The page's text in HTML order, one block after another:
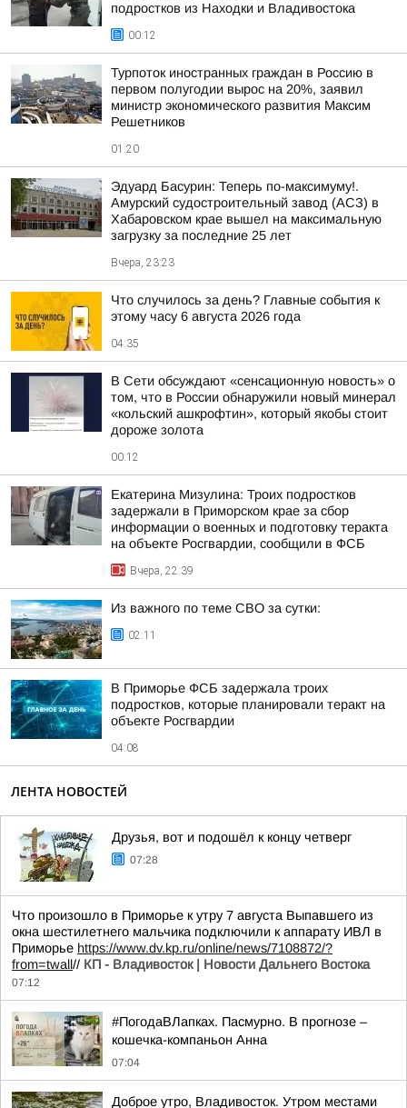
подростков из Находки и Владивостока
00:12
Турпоток иностранных граждан в Россию в
первом полугодии вырос на 20%, заявил
министр экономического развития Максим
Решетников
01:20
Эдуард Басурин: Теперь по-максимуму!.
Амурский судостроительный завод (АСЗ) в
Хабаровском крае вышел на максимальную
загрузку за последние 25 лет
Вчера, 23:23
Что случилось за день? Главные события к
этому часу 6 августа 2026 года
04:35
В Сети обсуждают «сенсационную новость» о
том, что в России обнаружили новый минерал
«кольский ашкрофтин», который якобы стоит
дороже золота
00:12
Екатерина Мизулина: Троих подростков
задержали в Приморском крае за сбор
информации о военных и подготовку теракта
на объекте Росгвардии, сообщили в ФСБ
Вчера, 22:39
Из важного по теме СВО за сутки:
02:11
В Приморье ФСБ задержала троих
подростков, которые планировали теракт на
объекте Росгвардии
04:08
ЛЕНТА НОВОСТЕЙ
Друзья, вот и подошёл к концу четверг
07:28
Что произошло в Приморье к утру 7 августа Выпавшего из
окна шестилетнего мальчика подключили к аппарату ИВЛ в
Приморье https://www.dv.kp.ru/online/news/7108872/?
from=twall// КП - Владивосток | Новости Дальнего Востока
07:12
#ПогодаВЛапках. Пасмурно. В прогнозе –
кошечка-компаньон Анна
07:04
Доброе утро, Владивосток. Утром местами